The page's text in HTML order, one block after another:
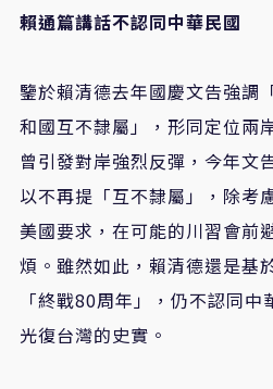
賴通篇講話不認同中華民國
鑒於賴清德去年國慶文告強調
和國互不隸屬」，形同定位兩
曾引發對岸強烈反彈，今年文
以不再提「互不隸屬」，除考
美國要求，在可能的川習會前
煩。雖然如此，賴清德還是基
「終戰80周年」，仍不認同
光復台灣的史實。